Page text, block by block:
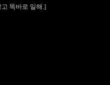
똑바로 일해.]